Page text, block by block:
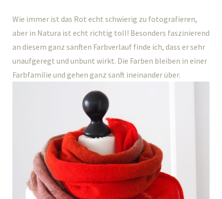
Wie immer ist das Rot echt schwierig zu fotografieren,
aber in Natura ist echt richtig toll! Besonders faszinierend
an diesem ganz sanften Farbverlauf finde ich, dass er sehr
unaufgeregt und unbunt wirkt. Die Farben bleiben in einer
Farbfamilie und gehen ganz sanft ineinander über.